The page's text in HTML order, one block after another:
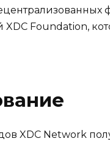
Foundation,
XDC Network